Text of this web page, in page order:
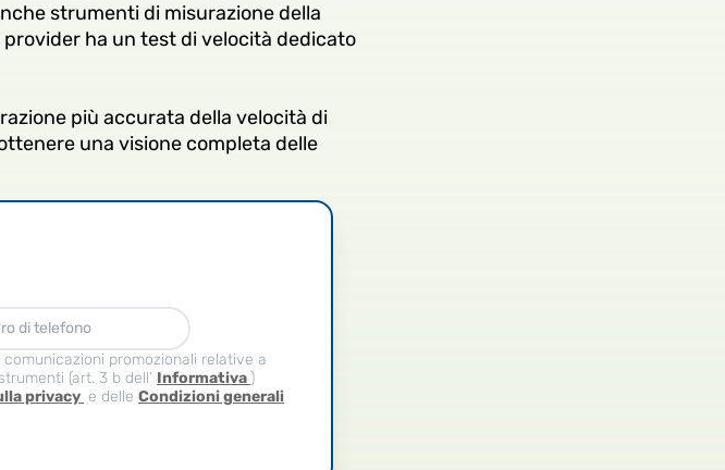
strumenti di misurazione della
ha un test di velocità dedicato
più accurata della velocità di
una visione completa delle
promozionali relative a
(art. 3 b dell’ Informativa)
privacy e delle Condizioni generali